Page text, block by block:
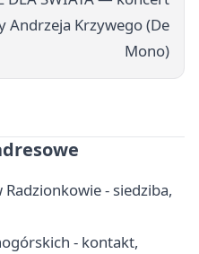
Andrzeja Krzywego (De
Mono)
- siedziba,
- kontakt,